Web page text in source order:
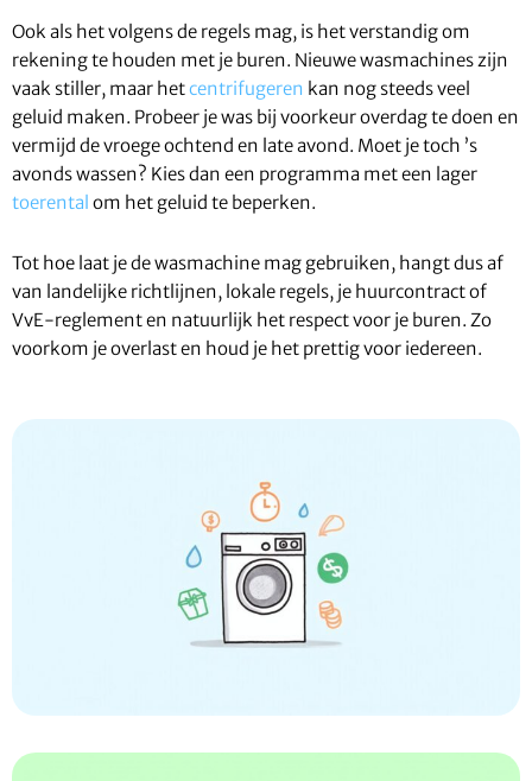
Ook als het volgens de regels mag, is het verstandig om
rekening te houden met je buren. Nieuwe wasmachines zijn
vaak stiller, maar hetcentrifugeren kan nog steeds veel
geluid maken. Probeer je was bij voorkeur overdag te doen en
vermijd de vroege ochtend en late avond. Moet je toch ’s
avonds wassen? Kies dan een programma met een lager
toerental om het geluid te beperken.
Tot hoe laat je de wasmachine mag gebruiken, hangt dus af
van landelijke richtlijnen, lokale regels, je huurcontract of
VvE-reglement en natuurlijk het respect voor je buren. Zo
voorkom je overlast en houd je het prettig voor iedereen.